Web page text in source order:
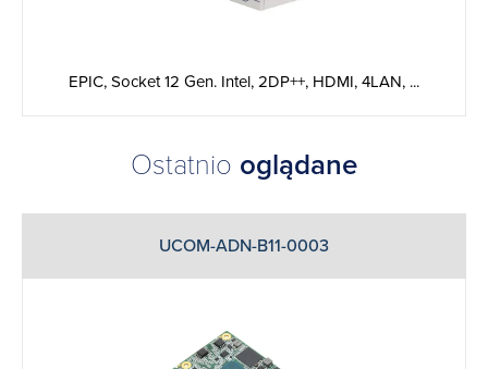
EPIC, Socket 12 Gen. Intel, 2DP++, HDMI, 4LAN, ...
Ostatnio oglądane
UCOM-ADN-B11-0003